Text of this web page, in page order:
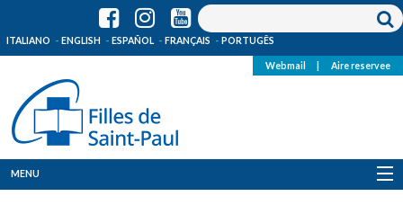
ITALIANO ENGLISH ESPAÑOL FRANÇAIS PORTUGÊS
Webmail Aire reservee
MENU